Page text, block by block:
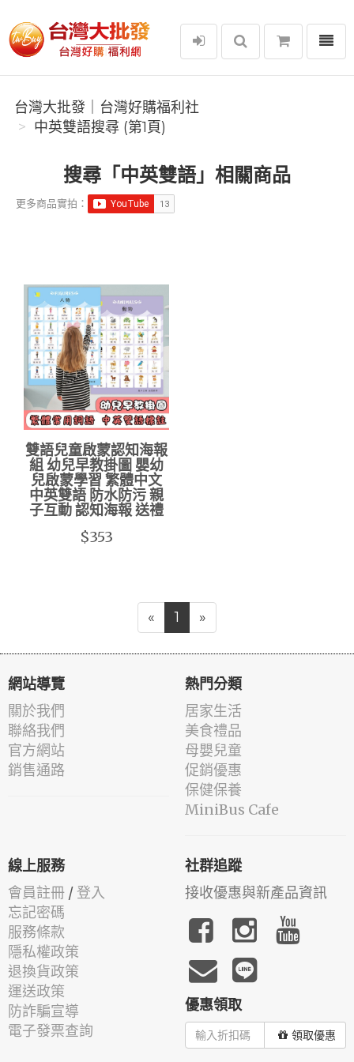
台灣大批發｜台灣好購福利社
選單
台灣大批發｜台灣好購福利社
中英雙語搜尋 (第1頁)
搜尋「中英雙語」相關商品
更多商品實拍：
雙語兒童啟蒙認知海報
組 幼兒早教掛圖 嬰幼
兒啟蒙學習 繁體中文
中英雙語 防水防污 親
子互動 認知海報 送禮
$353
« 1 »
網站導覽
關於我們
聯絡我們
官方網站
銷售通路
熱門分類
居家生活
美食禮品
母嬰兒童
促銷優惠
保健保養
MiniBus Cafe
線上服務
會員註冊 / 登入
忘記密碼
服務條款
隱私權政策
退換貨政策
運送政策
防詐騙宣導
電子發票查詢
社群追蹤
接收優惠與新產品資訊
優惠領取
領取優惠